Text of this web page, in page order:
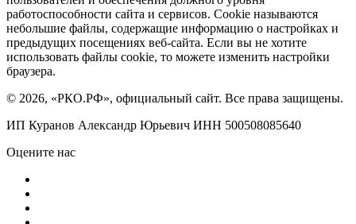
работоспособности сайта и сервисов. Cookie называются
небольшие файлы, содержащие информацию о настройках и
предыдущих посещениях веб-сайта. Если вы не хотите
использовать файлы cookie, то можете изменить настройки
браузера.
© 2026, «РКО.РФ», официальный сайт. Все права защищены.
ИП Куранов Александр Юрьевич ИНН 500508085640
Оцените нас